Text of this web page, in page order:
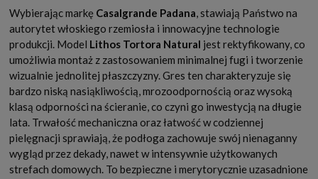
Wybierając markę Casalgrande Padana, stawiają Państwo na
autorytet włoskiego rzemiosła i innowacyjne technologie
produkcji. Model Lithos Tortora Natural jest rektyfikowany, co
umożliwia montaż z zastosowaniem minimalnej fugi i tworzenie
wizualnie jednolitej płaszczyzny. Gres ten charakteryzuje się
bardzo niską nasiąkliwością, mrozoodpornością oraz wysoką
klasą odporności na ścieranie, co czyni go inwestycją na długie
lata. Trwałość mechaniczna oraz łatwość w codziennej
pielęgnacji sprawiają, że podłoga zachowuje swój nienaganny
wygląd przez dekady, nawet w intensywnie użytkowanych
strefach domowych. To bezpieczne i merytorycznie uzasadnione